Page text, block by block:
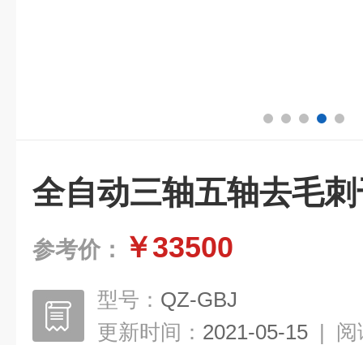
全自动三轴五轴去毛
参考价： ￥33500
型号： QZ-GBJ
更新时间： 2021-05-15 | 阅